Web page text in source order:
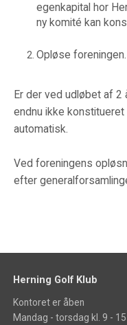
egenkapital hor
ny komité kan
Opløse foreningen.
Er der ved udløbet af 2
endnu ikke
automatisk.
Ved foreningens
efter
Herning Golf Klub
Kontoret er åben
Mandag - torsdag kl. 9 - 15